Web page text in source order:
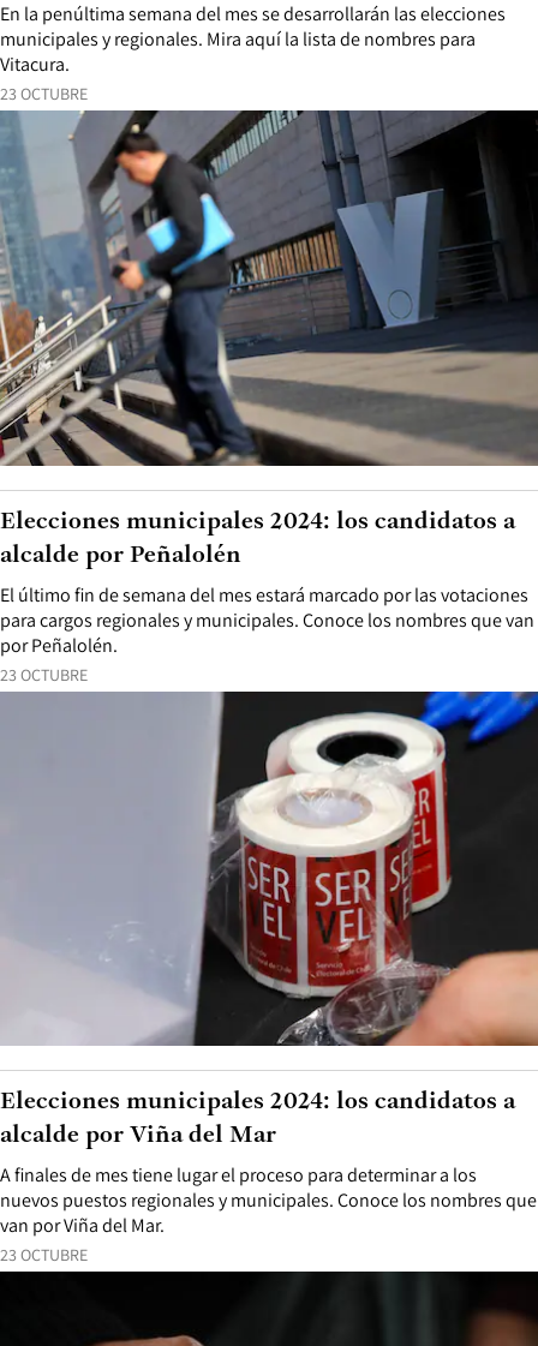
23 OCTUBRE
En la penúltima semana del mes se desarrollarán las elecciones
municipales y regionales. Mira aquí la lista de nombres para
Vitacura.
23 OCTUBRE
El último fin de semana del mes estará marcado por las votaciones
para cargos regionales y municipales. Conoce los nombres que van
por Peñalolén.
Elecciones municipales 2024: los candidatos a
alcalde por Peñalolén
23 OCTUBRE
A finales de mes tiene lugar el proceso para determinar a los
nuevos puestos regionales y municipales. Conoce los nombres que
van por Viña del Mar.
Elecciones municipales 2024: los candidatos a
alcalde por Viña del Mar